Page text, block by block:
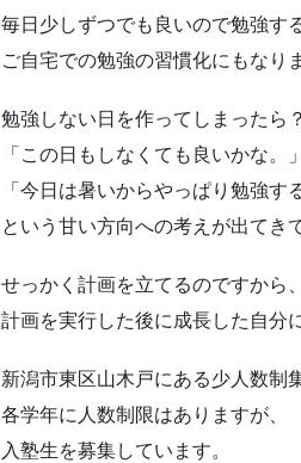
毎日少しずつでも良いので勉強す
ご自宅での勉強の習慣化にもなり
勉強しない日を作ってしまったら？
「この日もしなくても良いかな。」
「今日は暑いからやっぱり勉強す
という甘い方向への考えが出てき
せっかく計画を立てるのですから、
計画を実行した後に成長した自分
新潟市東区山木戸にある少人数制
各学年に人数制限はありますが、
入塾生を募集しています。